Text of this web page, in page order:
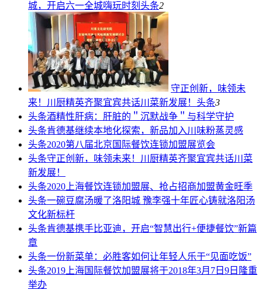
城，开启六一全城嗨玩时刻 头条2
守正创新，味领未
来！川厨精英齐聚宜宾共话川菜新发展！ 头条3
头条酒精性肝病：肝脏的＂沉默战争＂与科学守护
头条肯德基继续本地化探索，新品加入川味粉蒸灵感
头条2020第八届北京国际餐饮连锁加盟展览会
头条守正创新，味领未来！川厨精英齐聚宜宾共话川菜
新发展！
头条2020上海餐饮连锁加盟展、抢占招商加盟黄金旺季
头条一碗豆腐汤暖了洛阳城 豫李强十年匠心铸就洛阳汤
文化新标杆
头条肯德基携手比亚迪，开启“智慧出行+便捷餐饮”新篇
章
头条一份新菜单：必胜客如何让年轻人乐于“见面吃饭”
头条2019上海国际餐饮加盟展将于2018年3月7日9日隆重
举办